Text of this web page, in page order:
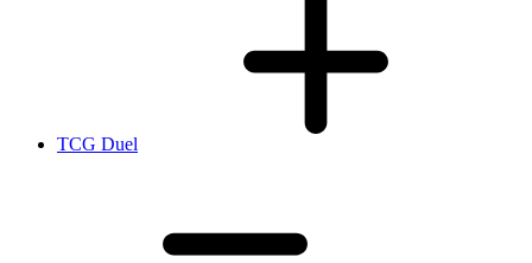
TCG Duel